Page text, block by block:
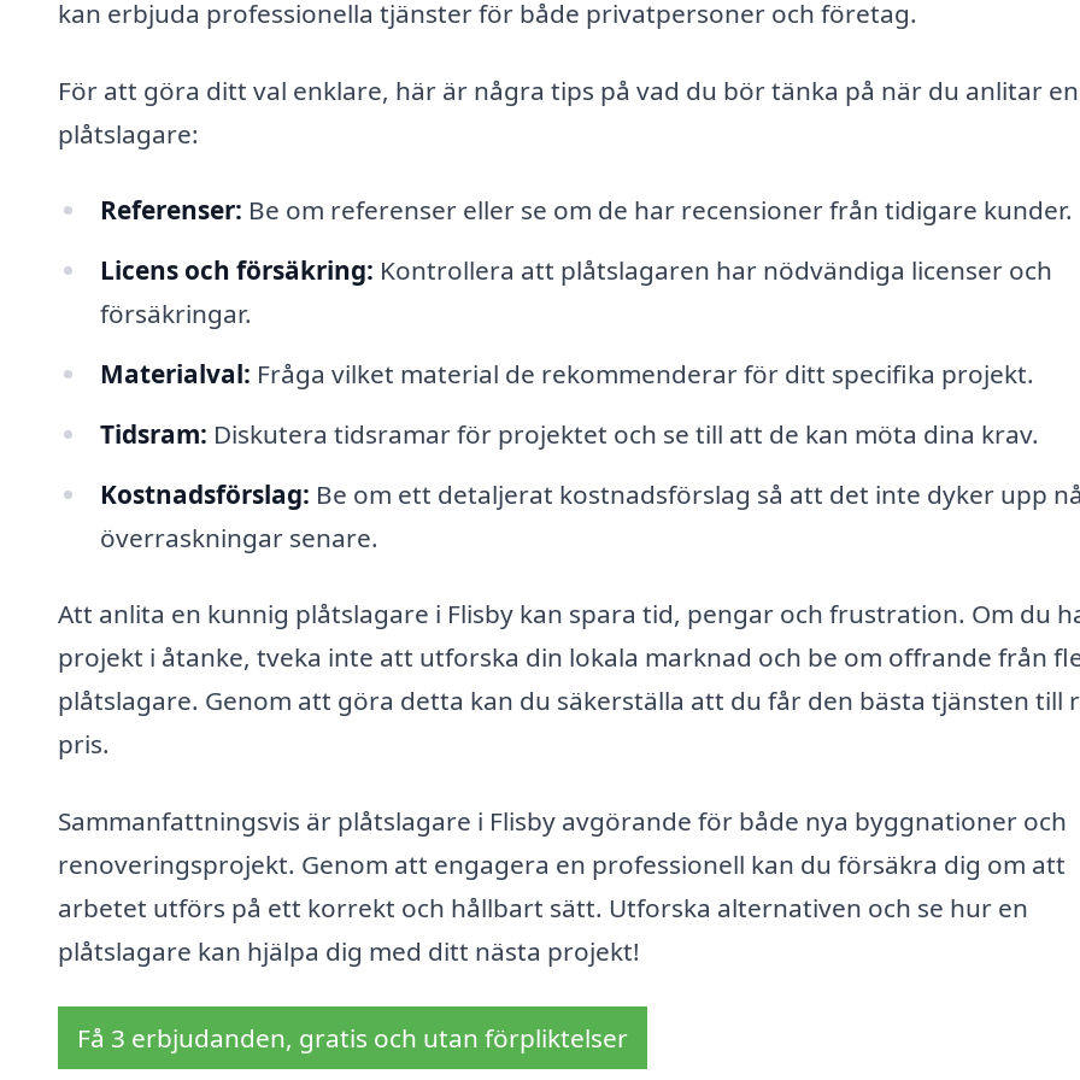
kan erbjuda professionella tjänster för både privatpersoner och företag.
För att göra ditt val enklare, här är några tips på vad du bör tänka på när du anlitar en
plåtslagare:
Referenser: Be om referenser eller se om de har recensioner från tidigare kunder.
Licens och försäkring: Kontrollera att plåtslagaren har nödvändiga licenser och
försäkringar.
Materialval: Fråga vilket material de rekommenderar för ditt specifika projekt.
Tidsram: Diskutera tidsramar för projektet och se till att de kan möta dina krav.
Kostnadsförslag: Be om ett detaljerat kostnadsförslag så att det inte dyker upp
överraskningar senare.
Att anlita en kunnig plåtslagare i Flisby kan spara tid, pengar och frustration. Om du
projekt i åtanke, tveka inte att utforska din lokala marknad och be om offrande från
plåtslagare. Genom att göra detta kan du säkerställa att du får den bästa tjänsten till
pris.
Sammanfattningsvis är plåtslagare i Flisby avgörande för både nya byggnationer och
renoveringsprojekt. Genom att engagera en professionell kan du försäkra dig om att
arbetet utförs på ett korrekt och hållbart sätt. Utforska alternativen och se hur en
plåtslagare kan hjälpa dig med ditt nästa projekt!
Få 3 erbjudanden, gratis och utan förpliktelser